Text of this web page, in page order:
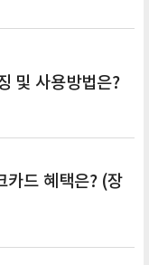
및 사용방법은?
카드 혜택은? (장